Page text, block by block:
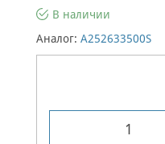
В наличии
Аналог: A252633500S